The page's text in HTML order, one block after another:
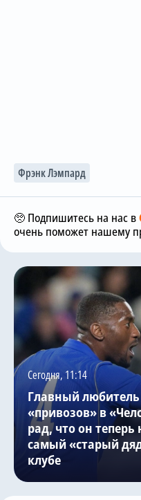
Фрэнк Лэмпард
🥺 Подпишитесь на нас в
очень поможет нашему
Сегодня, 11:14
Главный любитель
«привозов» в
рад, что он теперь
самый «старый
клубе